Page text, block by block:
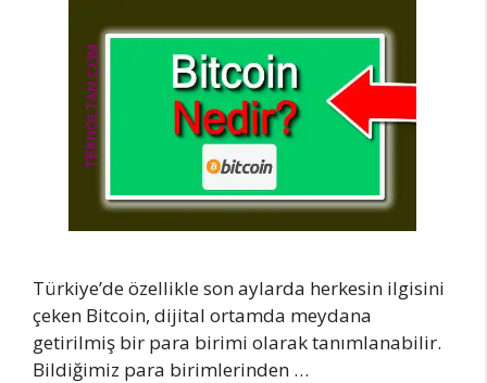
Türkiye’de özellikle son aylarda herkesin ilgisini
çeken Bitcoin, dijital ortamda meydana
getirilmiş bir para birimi olarak tanımlanabilir.
Bildiğimiz para birimlerinden …